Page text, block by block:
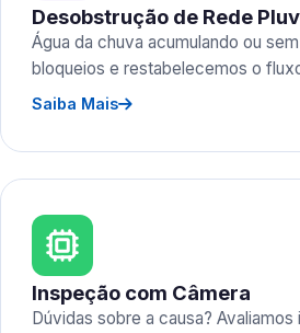
Desobstrução de Rede
Água da chuva acumulando ou
bloqueios e restabelecemos o
Saiba Mais
Inspeção com Câmera
Dúvidas sobre a causa? Avaliamos